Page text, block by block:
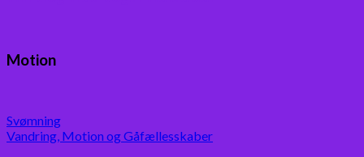
Motion
Svømning
Vandring, Motion og Gåfællesskaber